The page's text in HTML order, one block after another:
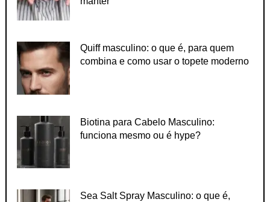
Quiff masculino: o que é, para quem
combina e como usar o topete moderno
Biotina para Cabelo Masculino:
funciona mesmo ou é hype?
Sea Salt Spray Masculino: o que é,